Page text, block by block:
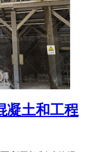
凝土和工程